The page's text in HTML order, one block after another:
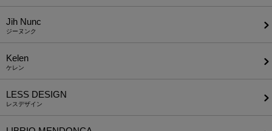
Jih Nunc
ジーヌンク
Kelen
ケレン
LESS DESIGN
レスデザイン